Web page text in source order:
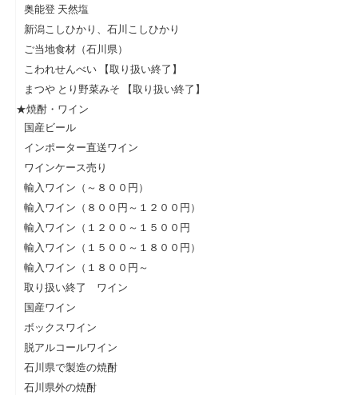
奥能登 天然塩
新潟こしひかり、石川こしひかり
ご当地食材（石川県）
こわれせんべい 【取り扱い終了】
まつや とり野菜みそ 【取り扱い終了】
★焼酎・ワイン
国産ビール
インポーター直送ワイン
ワインケース売り
輸入ワイン（～８００円）
輸入ワイン（８００円～１２００円）
輸入ワイン（１２００～１５００円
輸入ワイン（１５００～１８００円）
輸入ワイン（１８００円～
取り扱い終了 ワイン
国産ワイン
ボックスワイン
脱アルコールワイン
石川県で製造の焼酎
石川県外の焼酎